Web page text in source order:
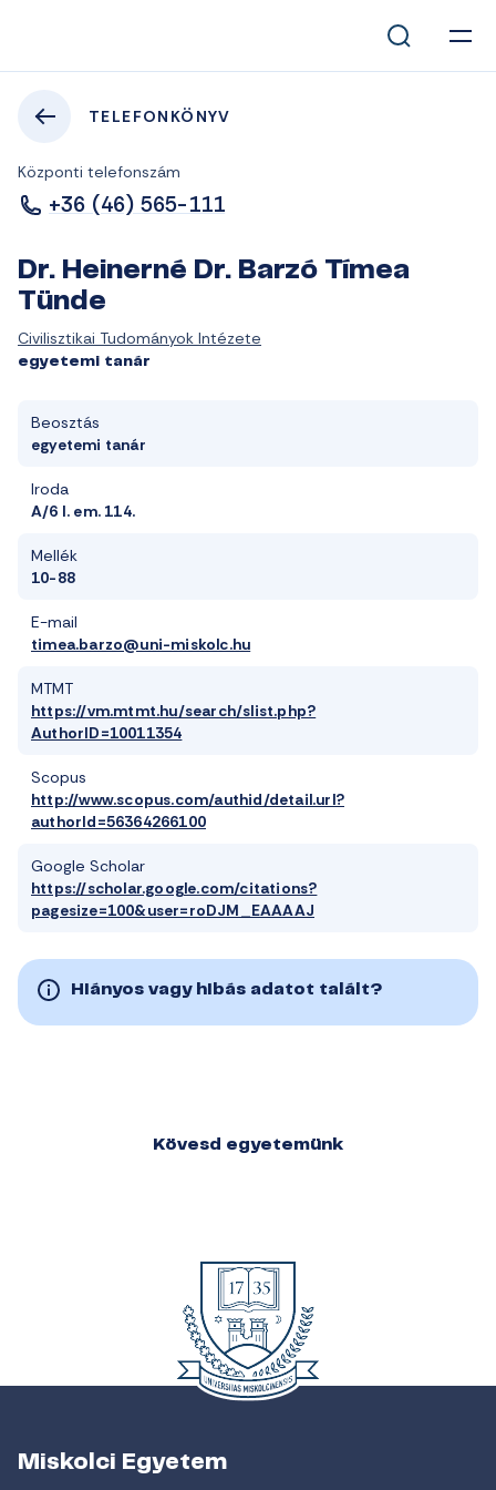
TELEFONKÖNYV
Központi telefonszám
+36 (46) 565-111
Dr. Heinerné Dr. Barzó Tímea
Tünde
Civilisztikai Tudományok Intézete
egyetemi tanár
Beosztás
egyetemi tanár
Iroda
A/6 I. em. 114.
Mellék
10-88
E-mail
timea.barzo@uni-miskolc.hu
MTMT
https://vm.mtmt.hu/search/slist.php?
AuthorID=10011354
Scopus
http://www.scopus.com/authid/detail.url?
authorId=56364266100
Google Scholar
https://scholar.google.com/citations?
pagesize=100&user=roDJM_EAAAAJ
Hiányos vagy hibás adatot talált?
Kövesd egyetemünk
Miskolci Egyetem